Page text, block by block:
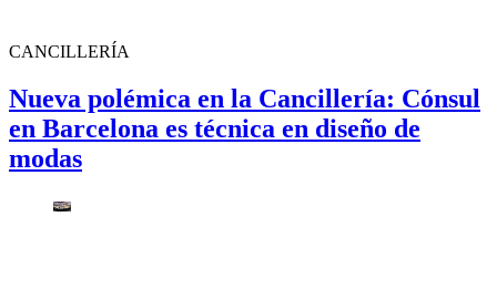
CANCILLERÍA
Nueva polémica en la Cancillería: Cónsul
en Barcelona es técnica en diseño de
modas